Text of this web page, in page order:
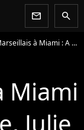
newsletter search
: A peine arrivée, Julie fout la m*rde entre Antonin et Stéphanie !
Miami
Julie